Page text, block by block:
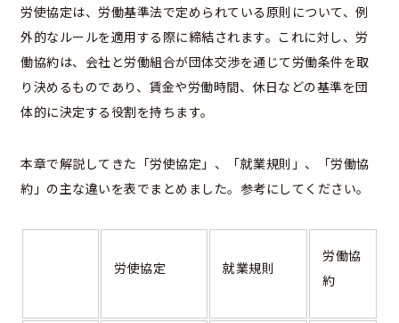
労使協定は、労働基準法で定められている原則について、例
外的なルールを適用する際に締結されます。これに対し、労
働協約は、会社と労働組合が団体交渉を通じて労働条件を取
り決めるものであり、賃金や労働時間、休日などの基準を団
体的に決定する役割を持ちます。
本章で解説してきた「労使協定」、「就業規則」、「労働協
約」の主な違いを表でまとめました。参考にしてください。
労使協定 就業規則
労働協
約